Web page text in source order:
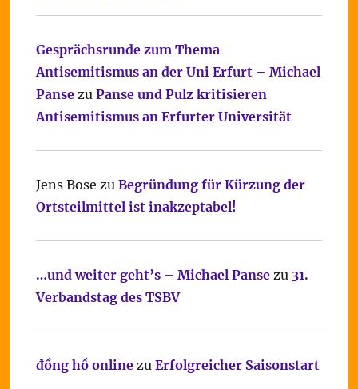
Gesprächsrunde zum Thema
Antisemitismus an der Uni Erfurt – Michael
Pansezu Panse und Pulz kritisieren
Antisemitismus an Erfurter Universität
Jens Bose zu Begründung für Kürzung der
Ortsteilmittel ist inakzeptabel!
…und weiter geht’s – Michael Pansezu 31.
Verbandstag des TSBV
đồng hồ onlinezu Erfolgreicher Saisonstart